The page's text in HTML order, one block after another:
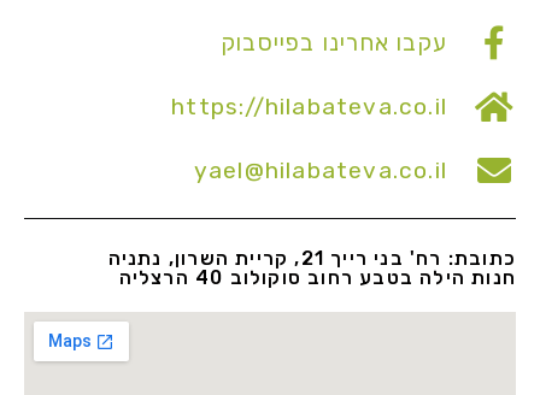
עקבו אחרינו בפייסבוק
https://hilabateva.co.il
yael@hilabateva.co.il
כתובת: רח' בני רייך 21, קריית השרון, נתניה
חנות הילה בטבע רחוב סוקולוב 40 הרצליה